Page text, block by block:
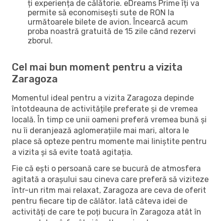
ți experiența de călătorie. eDreams Prime îți va
permite să economisești sute de RON la
următoarele bilete de avion. Încearcă acum
proba noastră gratuită de 15 zile când rezervi
zborul.
Cel mai bun moment pentru a vizita
Zaragoza
Momentul ideal pentru a vizita Zaragoza depinde
întotdeauna de activitățile preferate și de vremea
locală. În timp ce unii oameni preferă vremea bună și
nu îi deranjează aglomerațiile mai mari, altora le
place să opteze pentru momente mai liniștite pentru
a vizita și să evite toată agitația.
Fie că ești o persoană care se bucură de atmosfera
agitată a orașului sau cineva care preferă să viziteze
într-un ritm mai relaxat, Zaragoza are ceva de oferit
pentru fiecare tip de călător. Iată câteva idei de
activități de care te poți bucura în Zaragoza atât în ​​